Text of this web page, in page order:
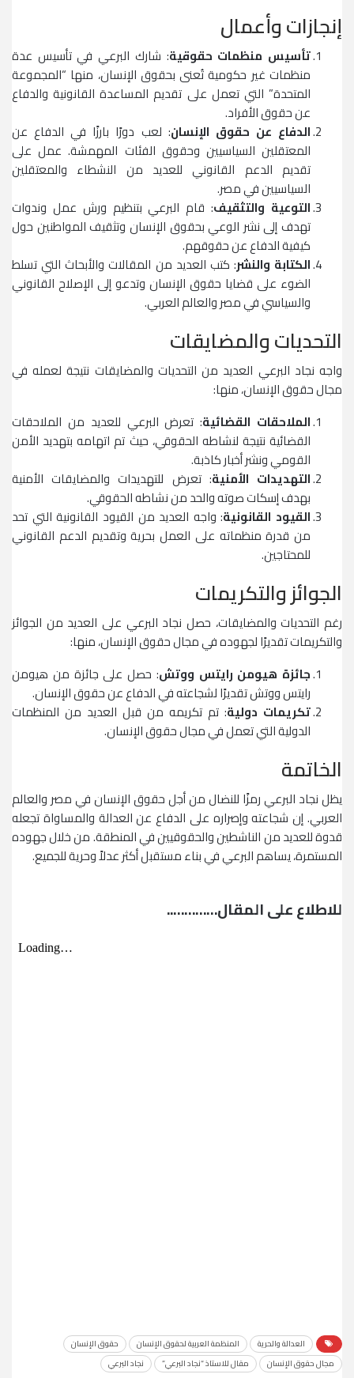
إنجازات وأعمال
تأسيس منظمات حقوقية: شارك البرعي في تأسيس عدة
منظمات غير حكومية تُعنى بحقوق الإنسان، منها “المجموعة
المتحدة” التي تعمل على تقديم المساعدة القانونية والدفاع
عن حقوق الأفراد.
الدفاع عن حقوق الإنسان: لعب دورًا بارزًا في الدفاع عن
المعتقلين السياسيين وحقوق الفئات المهمشة. عمل على
تقديم الدعم القانوني للعديد من النشطاء والمعتقلين
السياسيين في مصر.
التوعية والتثقيف: قام البرعي بتنظيم ورش عمل وندوات
تهدف إلى نشر الوعي بحقوق الإنسان وتثقيف المواطنين حول
كيفية الدفاع عن حقوقهم.
الكتابة والنشر: كتب العديد من المقالات والأبحاث التي تسلط
الضوء على قضايا حقوق الإنسان وتدعو إلى الإصلاح القانوني
والسياسي في مصر والعالم العربي.
التحديات والمضايقات
واجه نجاد البرعي العديد من التحديات والمضايقات نتيجة لعمله في
مجال حقوق الإنسان، منها:
الملاحقات القضائية: تعرض البرعي للعديد من الملاحقات
القضائية نتيجة لنشاطه الحقوقي، حيث تم اتهامه بتهديد الأمن
القومي ونشر أخبار كاذبة.
التهديدات الأمنية: تعرض للتهديدات والمضايقات الأمنية
بهدف إسكات صوته والحد من نشاطه الحقوقي.
القيود القانونية: واجه العديد من القيود القانونية التي تحد
من قدرة منظماته على العمل بحرية وتقديم الدعم القانوني
للمحتاجين.
الجوائز والتكريمات
رغم التحديات والمضايقات، حصل نجاد البرعي على العديد من الجوائز
والتكريمات تقديرًا لجهوده في مجال حقوق الإنسان، منها:
جائزة هيومن رايتس ووتش: حصل على جائزة من هيومن
رايتس ووتش تقديرًا لشجاعته في الدفاع عن حقوق الإنسان.
تكريمات دولية: تم تكريمه من قبل العديد من المنظمات
الدولية التي تعمل في مجال حقوق الإنسان.
الخاتمة
يظل نجاد البرعي رمزًا للنضال من أجل حقوق الإنسان في مصر والعالم
العربي. إن شجاعته وإصراره على الدفاع عن العدالة والمساواة تجعله
قدوة للعديد من الناشطين والحقوقيين في المنطقة. من خلال جهوده
المستمرة، يساهم البرعي في بناء مستقبل أكثر عدلاً وحرية للجميع.
للاطلاع على المقال…………..
العدالة والحرية المنظمة العربية لحقوق الإنسان
حقوق الإنسان
مجال حقوق الإنسان
مقال للاستاذ “نجاد البرعي” نجاد البرعي